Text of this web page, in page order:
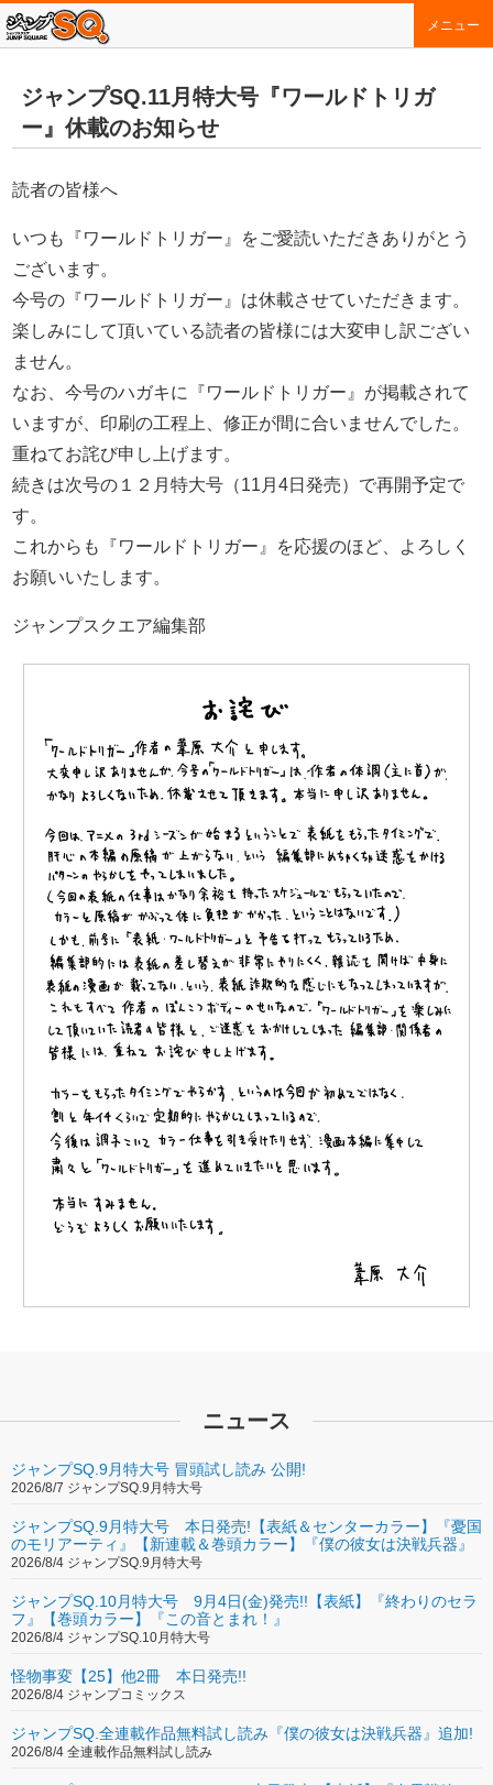
メニュー
ジャンプSQ.11月特大号『ワールドトリガ
ー』休載のお知らせ
読者の皆様へ
いつも『ワールドトリガー』をご愛読いただきありがとう
ございます。
今号の『ワールドトリガー』は休載させていただきます。
楽しみにして頂いている読者の皆様には大変申し訳ござい
ません。
なお、今号のハガキに『ワールドトリガー』が掲載されて
いますが、印刷の工程上、修正が間に合いませんでした。
重ねてお詫び申し上げます。
続きは次号の１２月特大号（11月4日発売）で再開予定で
す。
これからも『ワールドトリガー』を応援のほど、よろしく
お願いいたします。
ジャンプスクエア編集部
ニュース
ジャンプSQ.9月特大号 冒頭試し読み 公開!
2026/8/7 ジャンプSQ.9月特大号
ジャンプSQ.9月特大号 本日発売!【表紙＆センターカラー】『憂国
のモリアーティ』【新連載＆巻頭カラー】『僕の彼女は決戦兵器』
2026/8/4 ジャンプSQ.9月特大号
ジャンプSQ.10月特大号 9月4日(金)発売!!【表紙】『終わりのセラ
フ』【巻頭カラー】『この音とまれ！』
2026/8/4 ジャンプSQ.10月特大号
怪物事変【25】他2冊 本日発売!!
2026/8/4 ジャンプコミックス
ジャンプSQ.全連載作品無料試し読み『僕の彼女は決戦兵器』追加!
2026/8/4 全連載作品無料試し読み